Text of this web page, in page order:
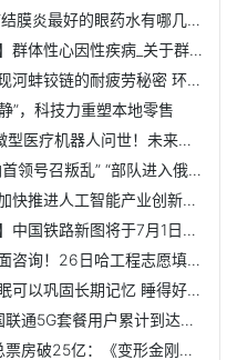
焦点报道:治疗结膜炎最好的眼药水有哪几种_结膜炎最好的眼药...
【世界聚看点】群体性心因性疾病_关于群体性心因性疾病介绍
中国科学家发现河蚌铰链的耐疲劳秘密 环球讯息
”，科技力重塑本地零售
体内“穿山甲”微型医疗机器人问世！未来可用于递送药物【附...
突发！“瓦格纳首领号召叛乱” “部队进入俄南部”
杭州发布关于加快推进人工智能产业创新发展的实施意见【附杭...
【天天新视野】中国铁路新图将于7月1日实行！专家：为西部大...
百所名校面对面咨询！26日哈工程志愿填报咨询会等你来问!
最新研究：睡眠可以巩固长期记忆 睡得好记忆力才好【附睡眠...
截至5月，中国联通5G套餐用户累计到达数约2.3亿户【附中国三...
2023暑期档总票房破25亿：《变形金刚》位列第一 《消失的她...